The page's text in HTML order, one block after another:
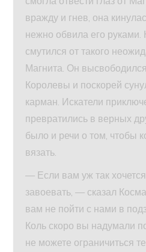
вражду и гнев, она
нежно обвила его
смутился от такого
Магнита. Он
Королевы и поскорей
карман. Искатели
превратились в верных
было и речи о том, чтобы
вязать.
— Если вам уж так
завоевать, — сказал
вам не пойти с нами в
Коль скоро вы надумали
не можете ограничиться